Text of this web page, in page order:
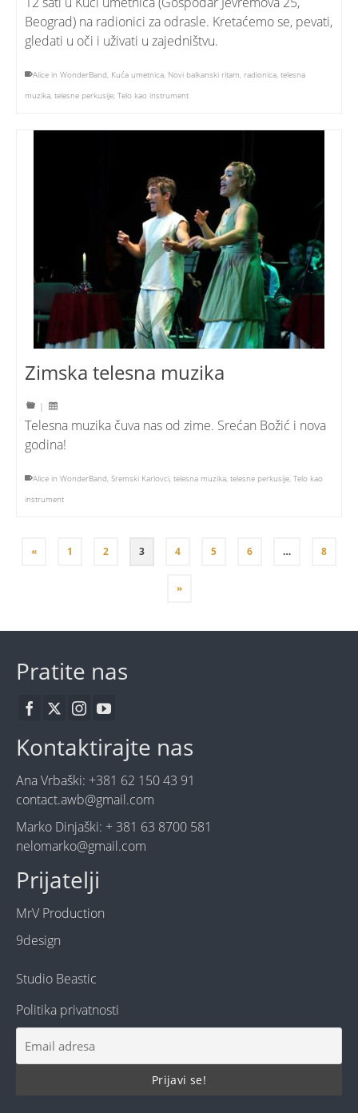
Beograd) na radionici za odrasle. Kretaćemo se, pevati,
gledati u oči i uživati u zajedništvu.
Alice in WonderBand, Kuća umetnica, Novi balkanski ritam, radionica, telesna
muzika, telesne perkusije, Telo kao instrument
Zimska telesna muzika
|
Telesna muzika čuva nas od zime. Srećan Božić i nova
godina!
Alice in WonderBand, Sremski Karlovci, telesna muzika, telesne perkusije, Telo kao
instrument
« 1 2 3 4 5 6 … 8
»
Pratite nas
Kontaktirajte nas
Ana Vrbaški: +381 62 150 43 91
contact.awb@gmail.com
Marko Dinjaški: + 381 63 8700 581
nelomarko@gmail.com
Prijatelji
MrV Production
9design
Studio Beastic
Politika privatnosti